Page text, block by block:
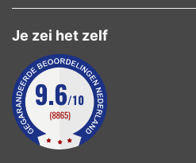
Je zei het zelf